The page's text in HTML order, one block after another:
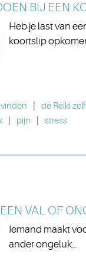
BIJ EEN
Heb je last van
koortslip
de Reiki
pijn stress
VAL OF
Iemand maakt
ander ongeluk…